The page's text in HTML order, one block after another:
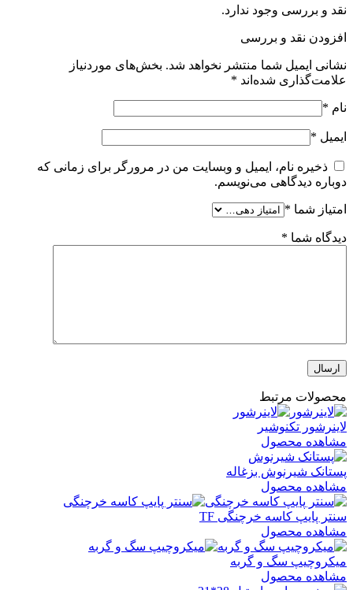
نقد و بررسی وجود ندارد.
افزودن نقد و بررسی
نشانی ایمیل شما منتشر نخواهد شد. بخش‌های موردنیاز
علامت‌گذاری شده‌اند *
نام *
ایمیل *
ذخیره نام، ایمیل و وبسایت من در مرورگر برای زمانی که
دوباره دیدگاهی می‌نویسم.
امتیاز شما *
دیدگاه شما *
محصولات مرتبط
لاینرشور تکنوشیر
مشاهده محصول
پستانک شیرنوش بزغاله
مشاهده محصول
سنتر پایپ کاسه خرچنگی TF
مشاهده محصول
میکروچیپ سگ و گربه
مشاهده محصول